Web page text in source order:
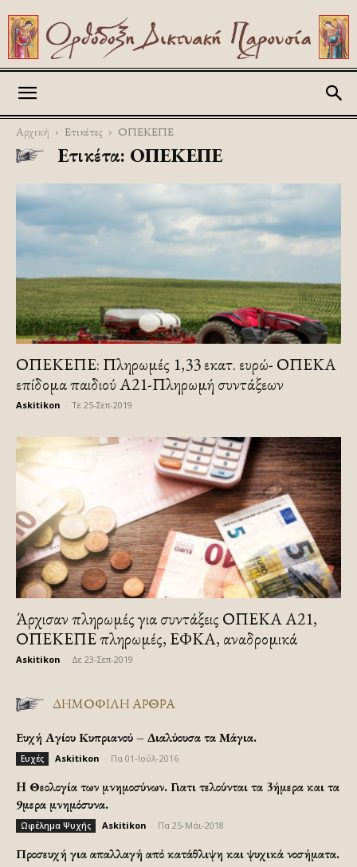
Αρχική Ετικέτες ΟΠΕΚΕΠΕ
Ετικέτα: ΟΠΕΚΕΠΕ
ΟΠΕΚΕΠΕ: Πληρωμές 1,33 εκατ. ευρώ- ΟΠΕΚΑ
επίδομα παιδιού Α21-Πληρωμή συντάξεων
Askitikon Τε 25-Σεπ-2019
Άρχισαν πληρωμές για συντάξεις ΟΠΕΚΑ Α21,
ΟΠΕΚΕΠΕ πληρωμές, ΕΦΚΑ, αναδρομικά
Askitikon Δε 23-Σεπ-2019
ΔΗΜΟΦΙΛΗ ΑΡΘΡΑ
Ευχή Αγίου Κυπριανού – Διαλύουσα τα Μάγια.
Ευχές Askitikon Πα 01-Ιούλ-2016
H Θεολογία των μνημοσύνων. Γιατι τελούνται τα 3ήμερα και τα
9μερα μνημόσυνα.
Ωφέλημα Ψυχής Askitikon Πα 25-Μάι-2018
Προσευχή για απαλλαγή από κατάθλιψη και ψυχικά νοσήματα.